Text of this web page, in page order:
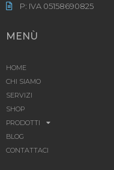
P: IVA 05158690825
MENÙ
HOME
CHI SIAMO
SERVIZI
SHOP
PRODOTTI
BLOG
CONTATTACI